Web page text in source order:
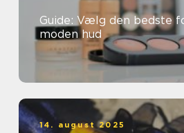
Guide: Vælg den bedste
moden hud
14. august 2025